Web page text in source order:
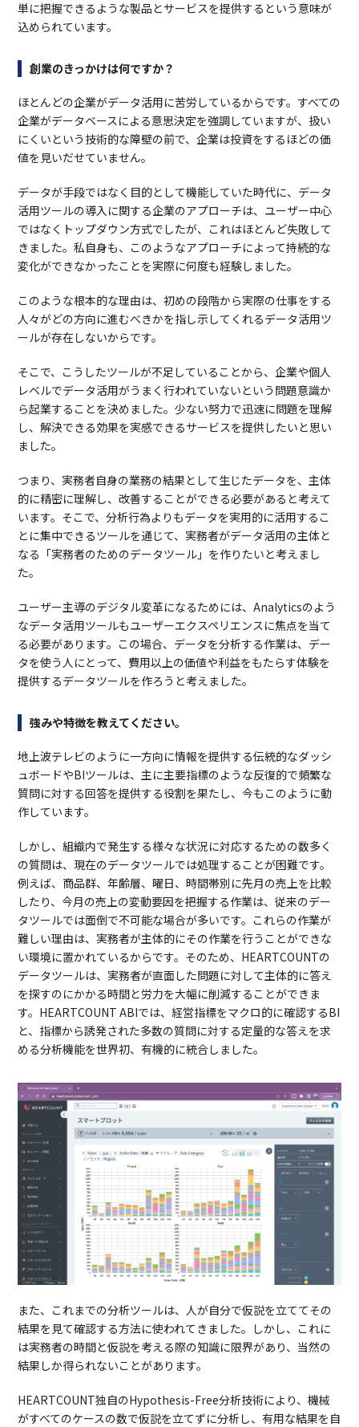
単に把握できるような製品とサービスを提供するという意味が
込められています。
創業のきっかけは何ですか？
ほとんどの企業がデータ活用に苦労しているからです。すべての
企業がデータベースによる意思決定を強調していますが、扱い
にくいという技術的な障壁の前で、企業は投資をするほどの価
値を見いだせていません。
データが手段ではなく目的として機能していた時代に、データ
活用ツールの導入に関する企業のアプローチは、ユーザー中心
ではなくトップダウン方式でしたが、これはほとんど失敗して
きました。私自身も、このようなアプローチによって持続的な
変化ができなかったことを実際に何度も経験しました。
このような根本的な理由は、初めの段階から実際の仕事をする
人々がどの方向に進むべきかを指し示してくれるデータ活用ツ
ールが存在しないからです。
そこで、こうしたツールが不足していることから、企業や個人
レベルでデータ活用がうまく行われていないという問題意識か
ら起業することを決めました。少ない努力で迅速に問題を理解
し、解決できる効果を実感できるサービスを提供したいと思い
ました。
つまり、実務者自身の業務の結果として生じたデータを、主体
的に精密に理解し、改善することができる必要があると考えて
います。そこで、分析行為よりもデータを実用的に活用するこ
とに集中できるツールを通じて、実務者がデータ活用の主体と
なる「実務者のためのデータツール」を作りたいと考えまし
た。
ユーザー主導のデジタル変革になるためには、Analyticsのよう
なデータ活用ツールもユーザーエクスペリエンスに焦点を当て
る必要があります。この場合、データを分析する作業は、デー
タを使う人にとって、費用以上の価値や利益をもたらす体験を
提供するデータツールを作ろうと考えました。
強みや特徴を教えてください。
地上波テレビのように一方向に情報を提供する伝統的なダッシ
ュボードやBIツールは、主に主要指標のような反復的で頻繁な
質問に対する回答を提供する役割を果たし、今もこのように動
作しています。
しかし、組織内で発生する様々な状況に対応するための数多く
の質問は、現在のデータツールでは処理することが困難です。
例えば、商品群、年齢層、曜日、時間帯別に先月の売上を比較
したり、今月の売上の変動要因を把握する作業は、従来のデー
タツールでは面倒で不可能な場合が多いです。これらの作業が
難しい理由は、実務者が主体的にその作業を行うことができな
い環境に置かれているからです。そのため、HEARTCOUNTの
データツールは、実務者が直面した問題に対して主体的に答え
を探すのにかかる時間と労力を大幅に削減することができま
す。HEARTCOUNT ABIでは、経営指標をマクロ的に確認するBI
と、指標から誘発された多数の質問に対する定量的な答えを求
める分析機能を世界初、有機的に統合しました。
また、これまでの分析ツールは、人が自分で仮説を立ててその
結果を見て確認する方法に使われてきました。しかし、これに
は実務者の時間と仮説を考える際の知識に限界があり、当然の
結果しか得られないことがあります。
HEARTCOUNT独自のHypothesis-Free分析技術により、機械
がすべてのケースの数で仮説を立てずに分析し、有用な結果を自